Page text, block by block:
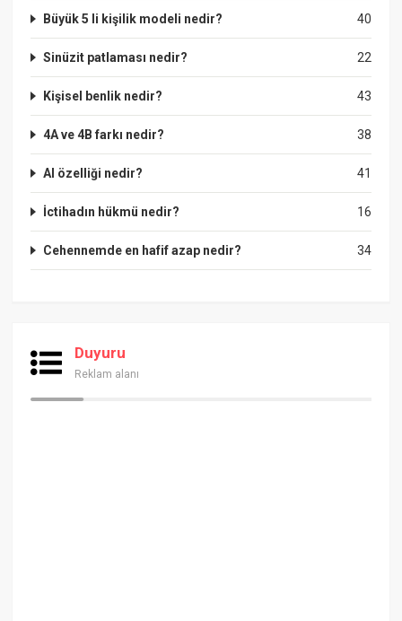
40
Büyük 5 li kişilik modeli nedir?
22
Sinüzit patlaması nedir?
43
Kişisel benlik nedir?
38
4A ve 4B farkı nedir?
41
Al özelliği nedir?
16
İctihadın hükmü nedir?
34
Cehennemde en hafif azap nedir?
Duyuru
Reklam alanı